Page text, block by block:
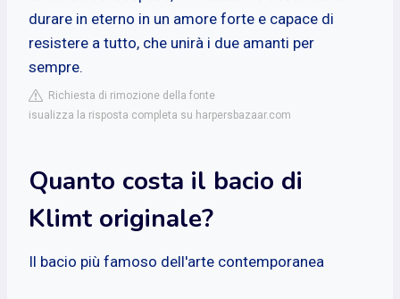
durare in eterno in un amore forte e capace di
resistere a tutto, che unirà i due amanti per
sempre.
Richiesta di rimozione della fonte
isualizza la risposta completa su harpersbazaar.com
Quanto costa il bacio di
Klimt originale?
Il bacio più famoso dell'arte contemporanea